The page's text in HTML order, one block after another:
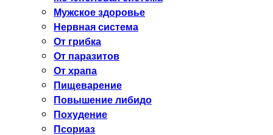
Мужское здоровье
Нервная система
От грибка
От паразитов
От храпа
Пищеварение
Повышение либидо
Похудение
Псориаз